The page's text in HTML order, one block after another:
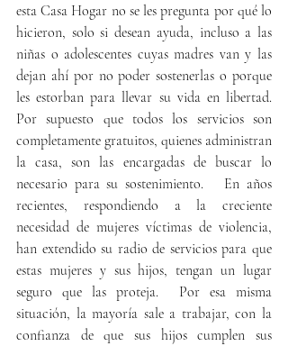
esta Casa Hogar no se les pregunta por qué lo
hicieron, solo si desean ayuda, incluso a las
niñas o adolescentes cuyas madres van y las
dejan ahí por no poder sostenerlas o porque
les estorban para llevar su vida en libertad.
Por supuesto que todos los servicios son
completamente gratuitos, quienes administran
la casa, son las encargadas de buscar lo
necesario para su sostenimiento.   En años
recientes, respondiendo a la creciente
necesidad de mujeres víctimas de violencia,
han extendido su radio de servicios para que
estas mujeres y sus hijos, tengan un lugar
seguro que las proteja.  Por esa misma
situación, la mayoría sale a trabajar, con la
confianza de que sus hijos cumplen sus